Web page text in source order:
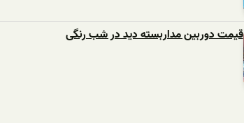
قیمت دوربین مداربسته دید در شب رنگی